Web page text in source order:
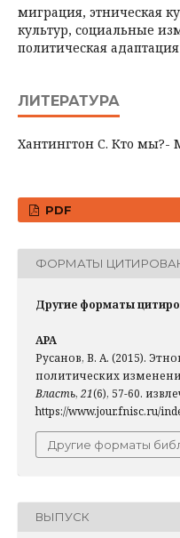
миграция, этническая
культур, социальные
политическая адаптация
ЛИТЕРАТУРА
Хантингтон С. Кто мы?-
PDF
ФОРМАТЫ
Другие форматы
APA
Русанов, В. А. (2015).
политических
Власть, 21(6), 57-60.
https://www.jour.fnisc.ru/
Другие форматы
ВЫПУСК